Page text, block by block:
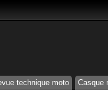
technique moto Casque